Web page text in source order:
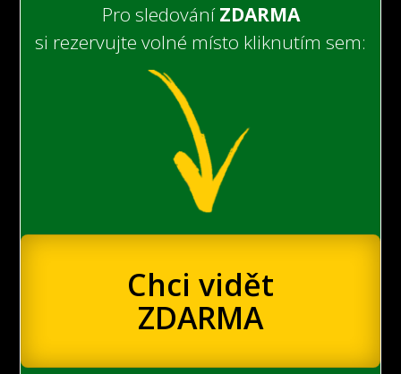
Pro sledováníZDARMA
si rezervujte volné místo kliknutím sem:
Chci vidět
ZDARMA